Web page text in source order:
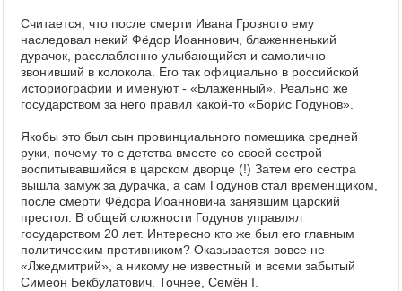
Считается, что после смерти Ивана Грозного ему
наследовал некий Фёдор Иоаннович, блаженненький
дурачок, расслабленно улыбающийся и самолично
звонивший в колокола. Его так официально в российской
историографии и именуют - «Блаженный». Реально же
государством за него правил какой-то «Борис Годунов».
Якобы это был сын провинциального помещика средней
руки, почему-то с детства вместе со своей сестрой
воспитывавшийся в царском дворце (!) Затем его сестра
вышла замуж за дурачка, а сам Годунов стал временщиком,
после смерти Фёдора Иоанновича занявшим царский
престол. В общей сложности Годунов управлял
государством 20 лет. Интересно кто же был его главным
политическим противником? Оказывается вовсе не
«Лжедмитрий», а никому не известный и всеми забытый
Симеон Бекбулатович. Точнее, Семён I.